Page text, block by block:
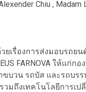
Chiu , Madam
ยเรื่องการส่งมอบรถยน
FARNOVA ให้แก่กอ
บวน รถบัส และรถบรร
วมถึงเทคโนโลยีการเป